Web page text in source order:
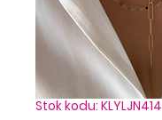
Stok kodu: KLYLJN414